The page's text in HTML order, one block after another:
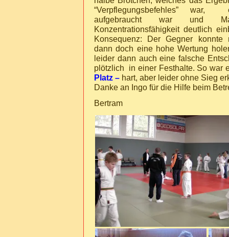
“Verpflegungsbefehles” war,
aufgebraucht war und
Konzentrationsfähigkeit deutlich
Konsequenz: Der Gegner konnte
dann doch eine hohe Wertung
leider dann auch eine falsche
plötzlich in einer Festhalte. So war
Platz – hart, aber leider ohne Sieg
Danke an Ingo für die Hilfe beim
Bertram